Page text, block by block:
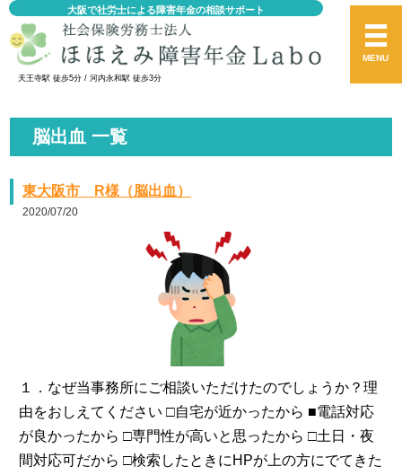
大阪で社労士による障害年金の相談サポート
天王寺駅 徒歩5分 / 河内永和駅 徒歩3分
MENU
脳出血 一覧
東大阪市 R様（脳出血）
2020/07/20
１．なぜ当事務所にご相談いただけたのでしょうか？理
由をおしえてください □自宅が近かったから ■電話対応
が良かったから □専門性が高いと思ったから □土日・夜
間対応可だから □検索したときにHPが上の方にでてきた